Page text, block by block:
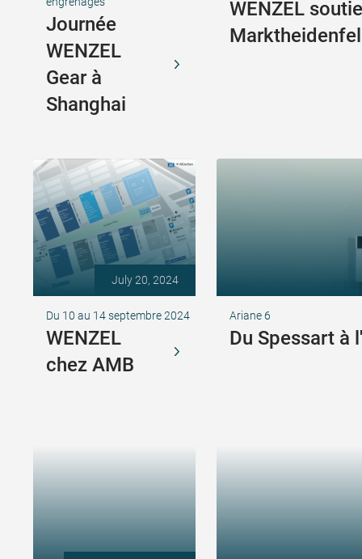
Journée
WENZEL
Gear à
Shanghai
WENZEL
July 20, 2024
Du 10 au 14 septembre 2024
WENZEL
chez AMB
Ariane 6
Du Spessart à